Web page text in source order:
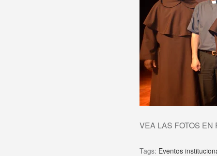
VEA LAS FOTOS EN
Tags: Eventos